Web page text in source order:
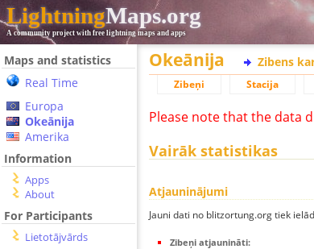
LightningMaps.org
A community project with free lightning maps and apps
Maps and statistics
Real Time
Europa
Okeānija
Amerika
Information
Apps
About
For Participants
Lietotājvārds
Okeānija Zibens
Zibeņi Stacija
Please note that the data
Vairāk statistikas
Atjauninājumi
Jauni dati no blitzortung.org tiek
Zibeņi atjaunināti: